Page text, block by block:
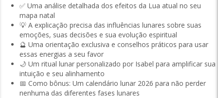
✅ Uma análise detalhada dos efeitos da Lua atual no seu
mapa natal
💡 A explicação precisa das influências lunares sobre suas
emoções, suas decisões e sua evolução espiritual
🔮 Uma orientação exclusiva e conselhos práticos para usar
essas energias a seu favor
🌙 Um ritual lunar personalizado por Isabel para amplificar sua
intuição e seu alinhamento
📅 Como bônus: Um calendário lunar 2026 para não perder
nenhuma das diferentes fases lunares